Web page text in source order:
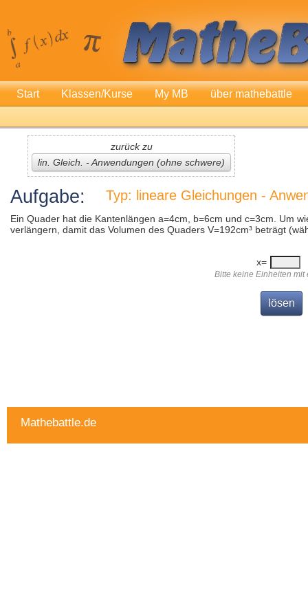
Start Klassen/Kurse My MB über mathebattle
zurück zu
lin. Gleich. - Anwendungen (ohne schwere)
Aufgabe: Typ: lineare Gleichungen -
Ein Quader hat die Kantenlängen a=4cm, b=6cm und c=3cm. Um
verlängern, damit das Volumen des Quaders V=192cm³ beträgt
x=
Bitte keine Einheiten mit
Mathebattle.de